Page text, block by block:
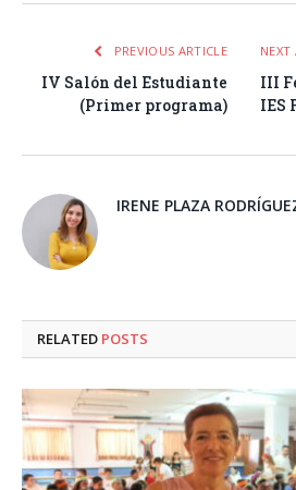
PREVIOUS ARTICLE
IV Salón del Estudiante
(Primer programa)
NEXT
III
IES
IRENE PLAZA
RELATED POSTS